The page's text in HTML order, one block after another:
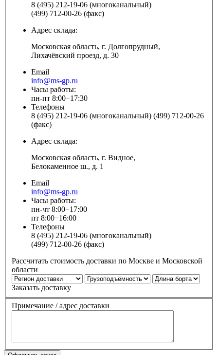
8 (495) 212-19-06 (многоканальный)
(499) 712-00-26 (факс)
Адрес склада:
Московская область, г. Долгопрудный,
Лихачёвский проезд, д. 30
Email
info@ms-gp.ru
Часы работы:
пн-пт 8:00−17:30
Телефоны
8 (495) 212-19-06 (многоканальный) (499) 712-00-26
(факс)
Адрес склада:
Московская область, г. Видное,
Белокаменное ш., д. 1
Email
info@ms-gp.ru
Часы работы:
пн-чт 8:00−17:00
пт 8:00−16:00
Телефоны
8 (495) 212-19-06 (многоканальный)
(499) 712-00-26 (факс)
Рассчитать стоимость доставки по Москве и Московской
области
Заказать доставку
Примечание / адрес доставки